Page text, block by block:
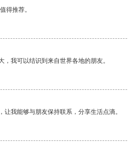
得推荐。
我可以结识到来自世界各地的朋友。
让我能够与朋友保持联系，分享生活点滴。